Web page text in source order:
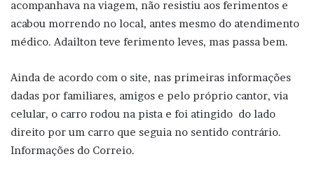
acompanhava na viagem, não resistiu aos ferimentos e
acabou morrendo no local, antes mesmo do atendimento
médico. Adailton teve ferimento leves, mas passa bem.
Ainda de acordo com o site, nas primeiras informações
dadas por familiares, amigos e pelo próprio cantor, via
celular, o carro rodou na pista e foi atingido do lado
direito por um carro que seguia no sentido contrário.
Informações do Correio.